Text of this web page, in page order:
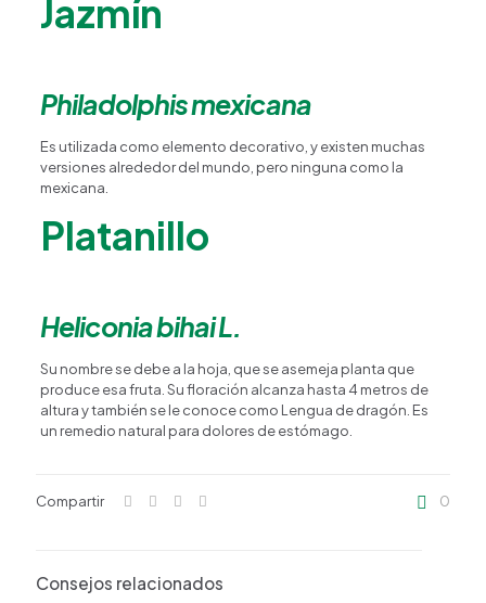
Jazmín
Philadolphis mexicana
Es utilizada como elemento decorativo, y existen muchas
versiones alrededor del mundo, pero ninguna como la
mexicana.
Platanillo
Heliconia bihai L.
Su nombre se debe a la hoja, que se asemeja planta que
produce esa fruta. Su floración alcanza hasta 4 metros de
altura y también se le conoce como Lengua de dragón. Es
un remedio natural para dolores de estómago.
Compartir 0
Consejos relacionados